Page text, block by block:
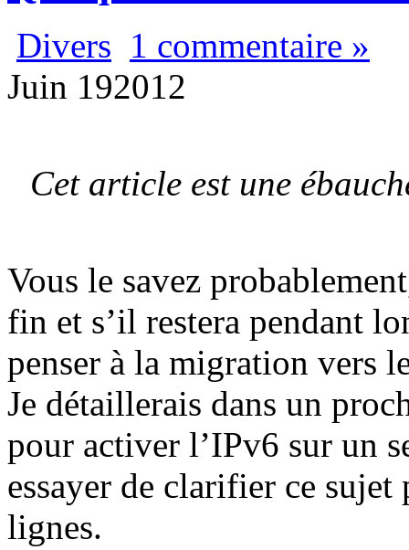
Divers 1 commentaire »
Juin 192012
Cet article est une
Vous le savez
fin et s’il restera pendant
penser à la migration vers
Je détaillerais dans un
pour activer l’IPv6 sur un
essayer de clarifier ce sujet
lignes.